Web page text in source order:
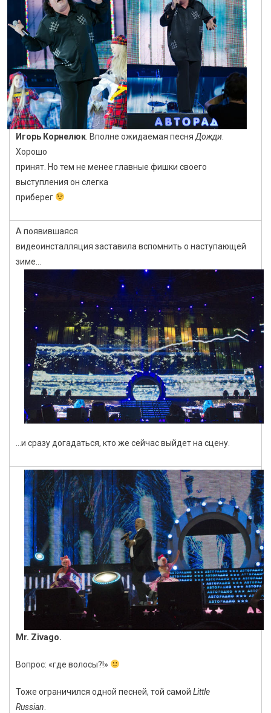
Игорь Корнелюк . Вполне ожидаемая песня Дожди
Хорошо
принят. Но тем не менее главные фишки своего
выступления он слегка
приберег
А появившаяся
видеоинсталляция заставила вспомнить о наступающей
зиме…
…и сразу догадаться, кто же сейчас выйдет на сцену.
Mr. Zivago.
Вопрос: «где волосы?!»
Тоже ограничился одной песней, той самой Little
Russian